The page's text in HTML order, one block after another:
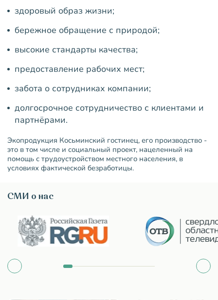
здоровый образ жизни;
бережное обращение с природой;
высокие стандарты качества;
предоставление рабочих мест;
забота о сотрудниках компании;
долгосрочное сотрудничество с клиентами и
партнёрами.
Экопродукция Косьминский гостинец, его производство -
это в том числе и социальный проект, нацеленный на
помощь с трудоустройством местного населения, в
условиях фактической безработицы.
СМИ о нас